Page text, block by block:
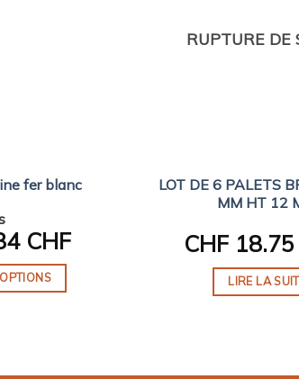
fer blanc
CHF
RUPTURE DE
LOT DE 6 PALETS
MM HT 12
CHF
LIRE LA